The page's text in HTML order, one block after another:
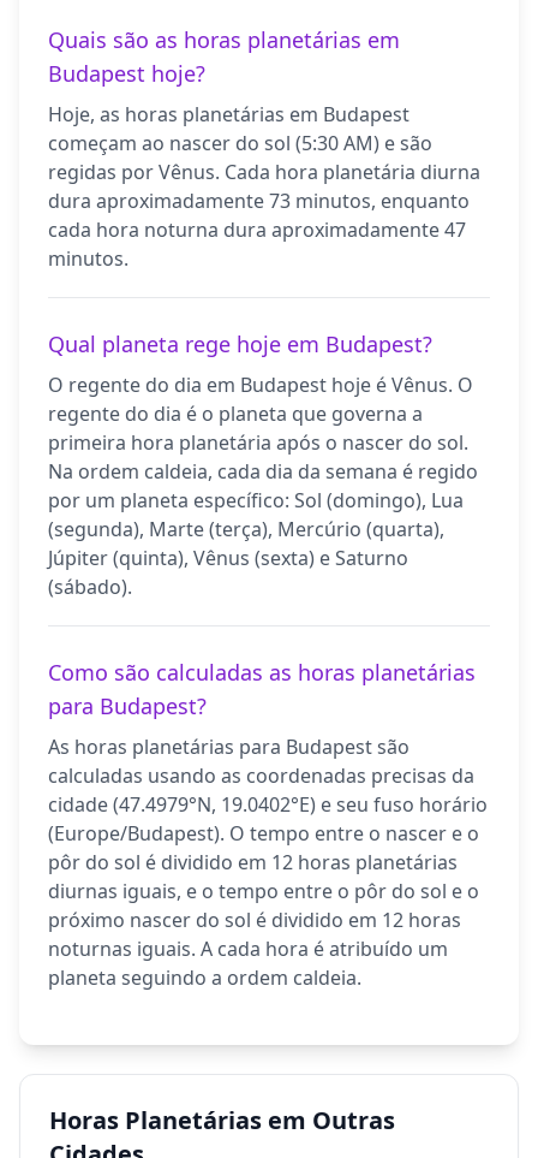
Quais são as horas planetárias em
Budapest hoje?
Hoje, as horas planetárias em Budapest
começam ao nascer do sol (5:30 AM) e são
regidas por Vênus. Cada hora planetária diurna
dura aproximadamente 73 minutos, enquanto
cada hora noturna dura aproximadamente 47
minutos.
Qual planeta rege hoje em Budapest?
O regente do dia em Budapest hoje é Vênus. O
regente do dia é o planeta que governa a
primeira hora planetária após o nascer do sol.
Na ordem caldeia, cada dia da semana é regido
por um planeta específico: Sol (domingo), Lua
(segunda), Marte (terça), Mercúrio (quarta),
Júpiter (quinta), Vênus (sexta) e Saturno
(sábado).
Como são calculadas as horas planetárias
para Budapest?
As horas planetárias para Budapest são
calculadas usando as coordenadas precisas da
cidade (47.4979°N, 19.0402°E) e seu fuso horário
(Europe/Budapest). O tempo entre o nascer e o
pôr do sol é dividido em 12 horas planetárias
diurnas iguais, e o tempo entre o pôr do sol e o
próximo nascer do sol é dividido em 12 horas
noturnas iguais. A cada hora é atribuído um
planeta seguindo a ordem caldeia.
Horas Planetárias em Outras